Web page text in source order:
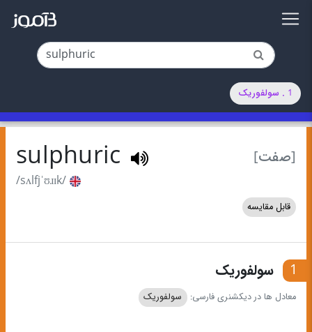
1 . سولفوریک
[صفت] sulphuric
/sʌlfjˈʊɹɪk/
قابل مقایسه
1 سولفوریک
معادل ها در دیکشنری فارسی: سولفوریک